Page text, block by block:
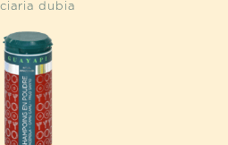
dubia